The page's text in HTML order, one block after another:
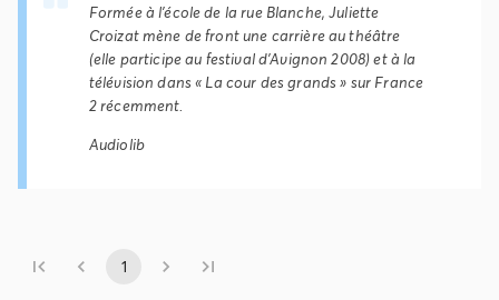
Formée à l'école de la rue Blanche, Juliette
Croizat mène de front une carrière au théâtre
(elle participe au festival d'Avignon 2008) et à la
télévision dans « La cour des grands » sur France
2 récemment.
Audiolib
1